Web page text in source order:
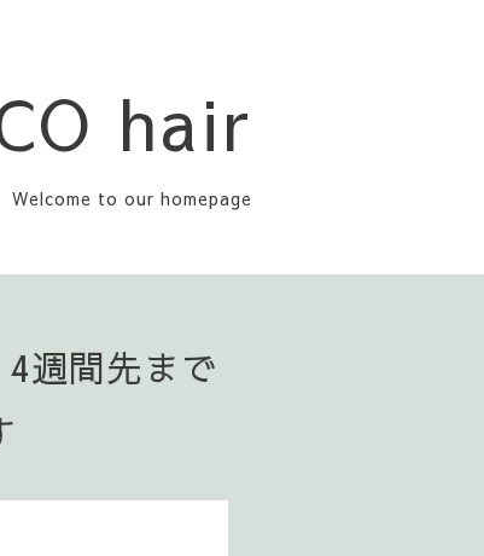
hair
Welcome to our homepage
週間先まで